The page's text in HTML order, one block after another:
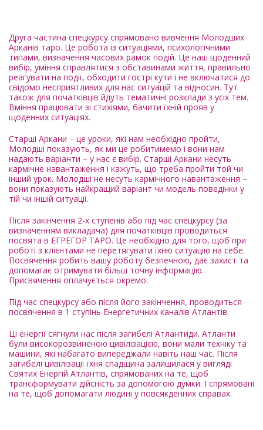
Друга частина спецкурсу спрямовано вивчення Молодших
Арканів таро. Це робота із ситуаціями, психологічними
типами, визначення часових рамок подій. Це наш щоденний
вибір, уміння справлятися з обставинами життя, правильно
реагувати на події, обходити гострі кути і не включатися до
свідомо несприятливих для нас ситуацій та відносин. Тут
також для початківців йдуть тематичні розклади з усіх тем.
Вміння працювати зі стихіями, бачити їхній прояв у
щоденних ситуаціях.
Старші Аркани – це уроки, які нам необхідно пройти,
Молодші показують, як ми це робитимемо і вони нам
надають варіанти – у нас є вибір. Старші Аркани несуть
кармічне навантаження і кажуть, що треба пройти той чи
інший урок. Молодші не несуть кармічного навантаження –
вони показують найкращий варіант чи модель поведінки у
тій чи іншій ситуації.
Після закінчення 2-х ступенів або під час спецкурсу (за
визначенням викладача) для початківців проводиться
посвята в ЕГРЕГОР ТАРО. Це необхідно для того, щоб при
роботі з клієнтами не перетягувати їхню ситуацію на себе.
Посвячення робить вашу роботу безпечною, дає захист та
допомагає отримувати більш точну інформацію.
Присвячення оплачується окремо.
Під час спецкурсу або після його закінчення, проводиться
посвячення в 1 ступінь Енергетичних каналів Атлантів.
Ці енергії сягнули нас після загибелі Атлантиди. Атланти
були високорозвиненою цивілізацією, вони мали техніку та
машини, які набагато випереджали навіть наш час. Після
загибелі цивілізації їхня спадщина залишилася у вигляді
Святих Енергій Атлантів, спрямованих на те, щоб
трансформувати дійсність за допомогою думки. І спрямовані
на те, щоб допомагати людині у повсякденних справах.